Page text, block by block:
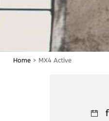
Home > MX4 Active